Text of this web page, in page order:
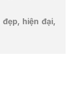
đẹp, hiện đại,